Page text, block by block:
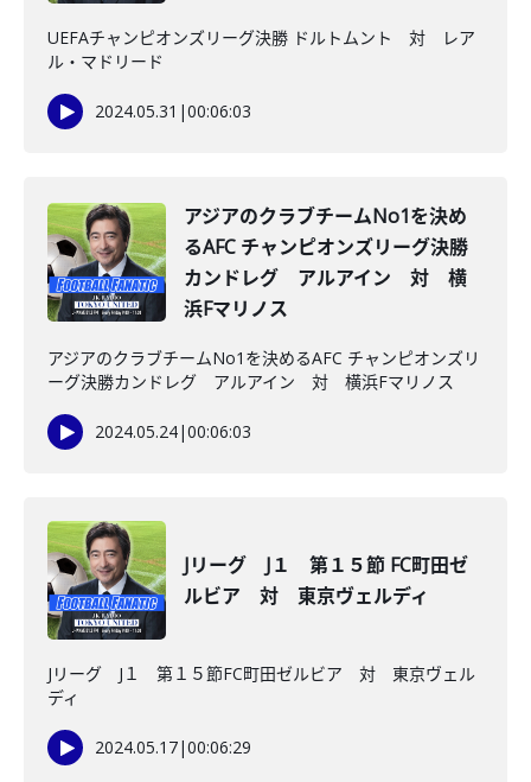
UEFAチャンピオンズリーグ決勝 ドルトムント 対 レア
ル・マドリード
2024.05.31 |00:06:03
アジアのクラブチームNo1を決め
るAFC チャンピオンズリーグ決勝
カンドレグ アルアイン 対 横
浜Fマリノス
アジアのクラブチームNo1を決めるAFC チャンピオンズリ
ーグ決勝カンドレグ アルアイン 対 横浜Fマリノス
2024.05.24|00:06:03
Jリーグ J１ 第１５節 FC町田ゼ
ルビア 対 東京ヴェルディ
Jリーグ J１ 第１５節FC町田ゼルビア 対 東京ヴェル
ディ
2024.05.17|00:06:29